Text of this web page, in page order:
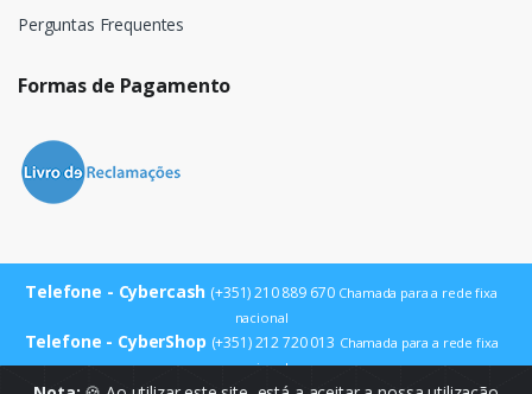
Perguntas Frequentes
Formas de Pagamento
Telefone - Cybercash (+351) 210 889 670 Chamada para a rede fixa
nacional
Telefone - CyberShop (+351) 212 720 013 Chamada para a rede fixa
nacional